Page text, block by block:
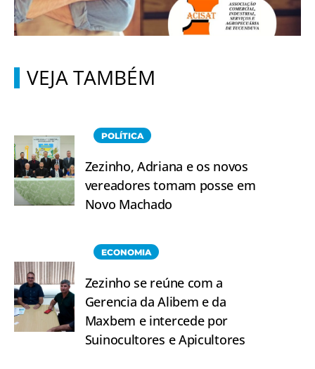
VEJA TAMBÉM
POLÍTICA
Zezinho, Adriana e os novos
vereadores tomam posse em
Novo Machado
ECONOMIA
Zezinho se reúne com a
Gerencia da Alibem e da
Maxbem e intercede por
Suinocultores e Apicultores